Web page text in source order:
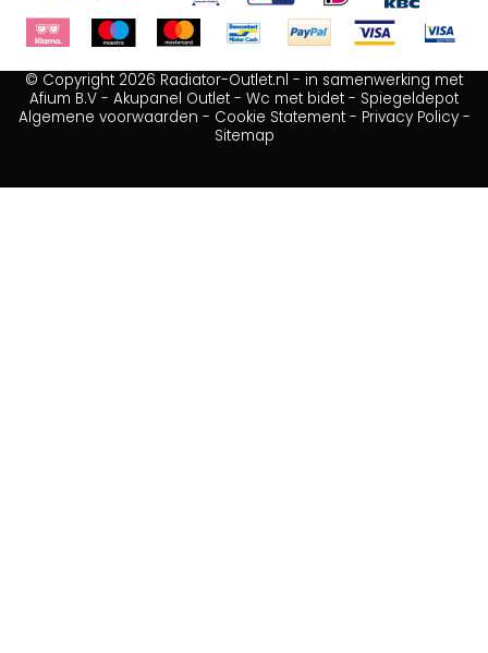
© Copyright 2026 Radiator-Outlet.nl - in samenwerking met
Afium B.V - Akupanel Outlet - Wc met bidet - Spiegeldepot
Algemene voorwaarden - Cookie Statement- Privacy Policy-
Sitemap